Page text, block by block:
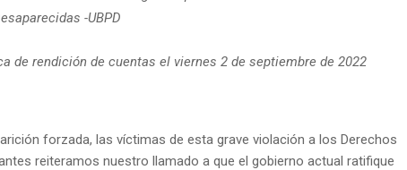
-UBPD
de rendición de cuentas el viernes 2 de septiembre de 2022
forzada, las víctimas de esta grave violación a los Derechos
reiteramos nuestro llamado a que el gobierno actual ratifique